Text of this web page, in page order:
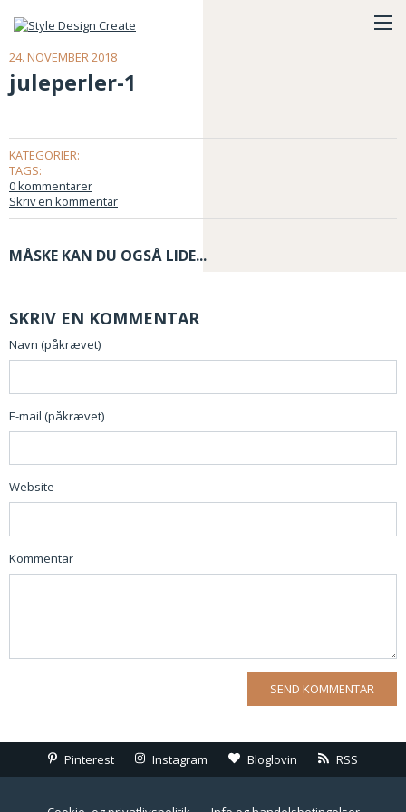
24. NOVEMBER 2018
juleperler-1
KATEGORIER:
TAGS:
0 kommentarer
Skriv en kommentar
MÅSKE KAN DU OGSÅ LIDE...
SKRIV EN KOMMENTAR
Navn (påkrævet)
E-mail (påkrævet)
Website
Kommentar
Pinterest Instagram Bloglovin RSS